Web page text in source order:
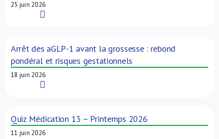
25 juin 2026
Arrêt des aGLP-1 avant la grossesse : rebond
pondéral et risques gestationnels
18 juin 2026
Quiz Médication 13 – Printemps 2026
11 juin 2026